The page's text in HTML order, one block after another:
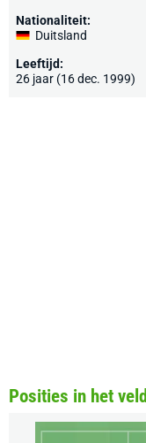
Nationaliteit:
Duitsland
Leeftijd:
26 jaar (16 dec. 1999)
Posities in het veld